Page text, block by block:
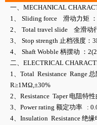
一、MECHANICAL
1、 Sliding force 滑动力矩
2、 Total travel slide 全滑动
3、 Stop strength 止档强度
4、 Shaft Wobble 柄摆动 ：
二、ELECTRICAL
1、Total Resistance Range
R≥1MΩ,±30%
2、Resistance Taper 电阻特
3、Power rating 额定功率 :
4、Insulation Resistance 绝